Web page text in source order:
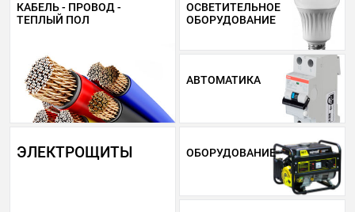
КАБЕЛЬ - ПРОВОД -
ТЕПЛЫЙ ПОЛ
ОСВЕТИТЕЛЬНОЕ
ОБОРУДОВАНИЕ
АВТОМАТИКА
ЭЛЕКТРОЩИТЫ ОБОРУДОВАНИЕ